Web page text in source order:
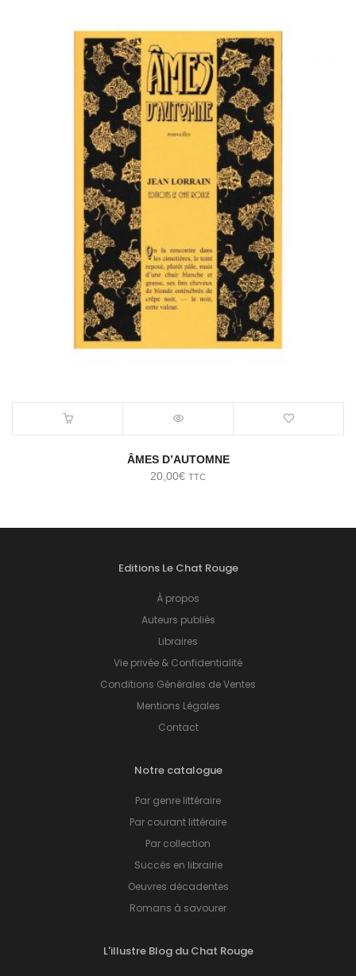
ÂMES D’AUTOMNE
20,00€ TTC
Editions Le Chat Rouge
À propos
Auteurs publiés
Libraires
Vie privée & Confidentialité
Conditions Générales de Ventes
Mentions Légales
Contact
Notre catalogue
Par genre littéraire
Par courant littéraire
Par collection
Succès en librairie
Oeuvres décadentes
Romans à savourer
L'illustre Blog du Chat Rouge